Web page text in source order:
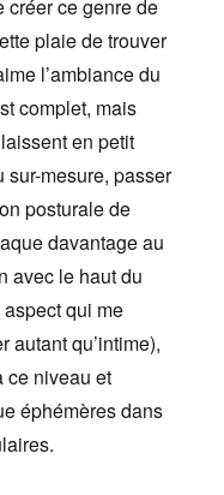
créer ce genre de
plaie de trouver
l’ambiance du
complet, mais
en petit
sur-mesure, passer
posturale de
davantage au
avec le haut du
qui me
autant qu’intime),
ce niveau et
éphémères dans